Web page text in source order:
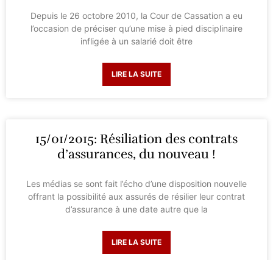
Depuis le 26 octobre 2010, la Cour de Cassation a eu
l’occasion de préciser qu’une mise à pied disciplinaire
infligée à un salarié doit être
LIRE LA SUITE
15/01/2015: Résiliation des contrats
d’assurances, du nouveau !
Les médias se sont fait l’écho d’une disposition nouvelle
offrant la possibilité aux assurés de résilier leur contrat
d’assurance à une date autre que la
LIRE LA SUITE